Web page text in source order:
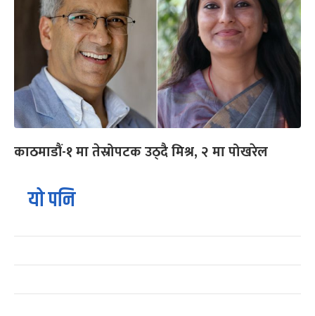
काठमाडौं-१ मा तेस्रोपटक उठ्दै मिश्र, २ मा पोखरेल
यो पनि